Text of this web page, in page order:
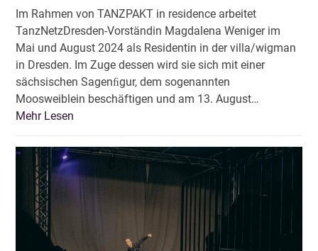
Im Rahmen von TANZPAKT in residence arbeitet
TanzNetzDresden-Vorständin Magdalena Weniger im
Mai und August 2024 als Residentin in der villa/wigman
in Dresden. Im Zuge dessen wird sie sich mit einer
sächsischen Sagenﬁgur, dem sogenannten
Moosweiblein beschäftigen und am 13. August…
Mehr Lesen